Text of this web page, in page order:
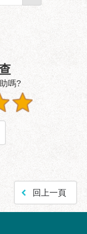
嗎?
回上一頁